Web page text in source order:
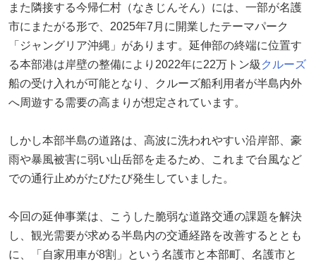
また隣接する今帰仁村（なきじんそん）には、一部が名護
市にまたがる形で、2025年7月に開業したテーマパーク
「ジャングリア沖縄」があります。延伸部の終端に位置す
る本部港は岸壁の整備により2022年に22万トン級 クルーズ
船の受け入れが可能となり、クルーズ船利用者が半島内外
へ周遊する需要の高まりが想定されています。
しかし本部半島の道路は、高波に洗われやすい沿岸部、豪
雨や暴風被害に弱い山岳部を走るため、これまで台風など
での通行止めがたびたび発生していました。
今回の延伸事業は、こうした脆弱な道路交通の課題を解決
し、観光需要が求める半島内の交通経路を改善するととも
に、「自家用車が8割」という名護市と本部町、名護市と